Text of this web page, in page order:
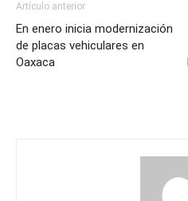
Artículo anterior
En enero inicia modernización
de placas vehiculares en
Oaxaca